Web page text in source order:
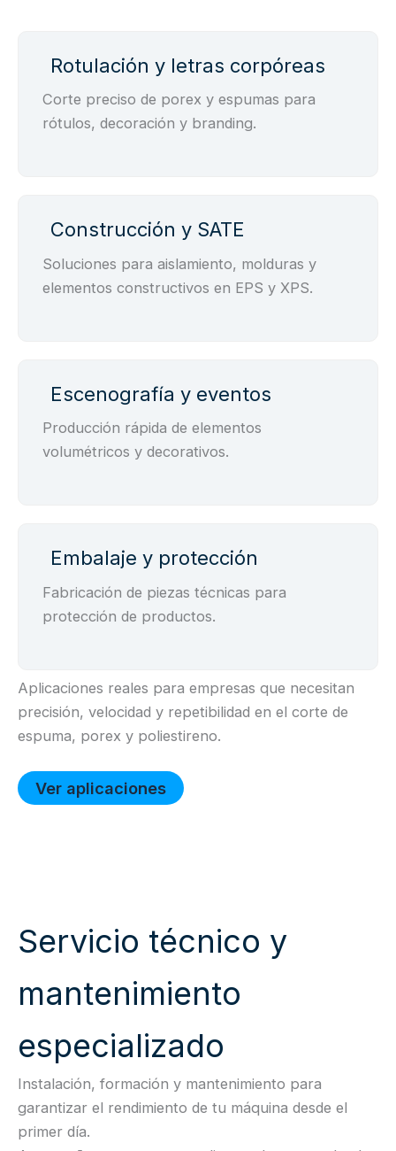
Rotulación y letras corpóreas
Corte preciso de porex y espumas para
rótulos, decoración y branding.
Construcción y SATE
Soluciones para aislamiento, molduras y
elementos constructivos en EPS y XPS.
Escenografía y eventos
Producción rápida de elementos
volumétricos y decorativos.
Embalaje y protección
Fabricación de piezas técnicas para
protección de productos.
Aplicaciones reales para empresas que necesitan
precisión, velocidad y repetibilidad en el corte de
espuma, porex y poliestireno.
Ver aplicaciones
Servicio técnico y
mantenimiento
especializado
Instalación, formación y mantenimiento para
garantizar el rendimiento de tu máquina desde el
primer día.